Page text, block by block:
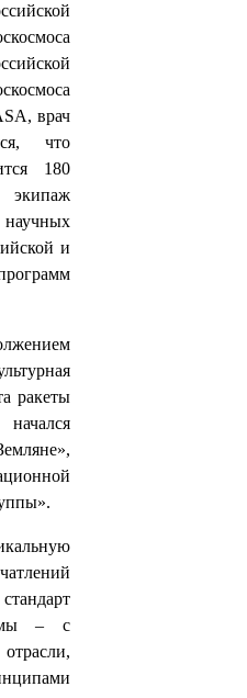
врач
что
180
экипаж
и
ракеты
– с